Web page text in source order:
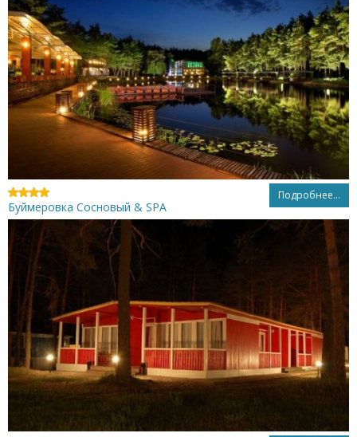
Подробнее...
Буймеровка Сосновый & SPA